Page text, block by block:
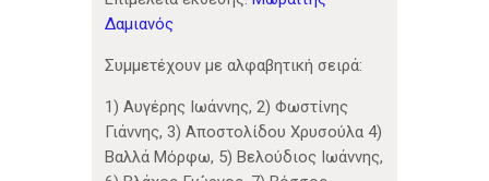
Δαμιανός
Συμμετέχουν με αλφαβητική σειρά:
1) Αυγέρης Ιωάννης, 2) Φωστίνης
Γιάννης, 3) Αποστολίδου Χρυσούλα 4)
Βαλλά Μόρφω, 5) Βελούδιος Ιωάννης,